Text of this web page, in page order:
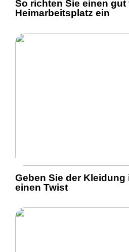
So richten Sie einen
Heimarbeitsplatz ein
Geben Sie der
einen Twist